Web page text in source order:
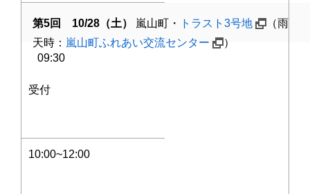
第5回 10/28 （土） 嵐山町・ トラスト3号地
（雨
天時： 嵐山町ふれあい交流センター
）
09:30
受付
10:00~12:00